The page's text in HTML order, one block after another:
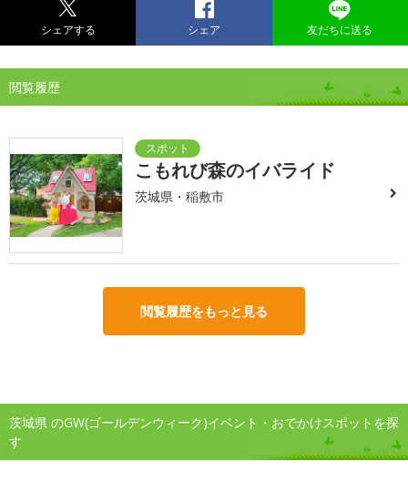
シェアする シェア 友だちに送る
閲覧履歴
こもれび森のイバライド
茨城県・稲敷市
閲覧履歴をもっと見る
茨城県 のGW(ゴールデンウィーク)イベント・おでかけスポットを探
す